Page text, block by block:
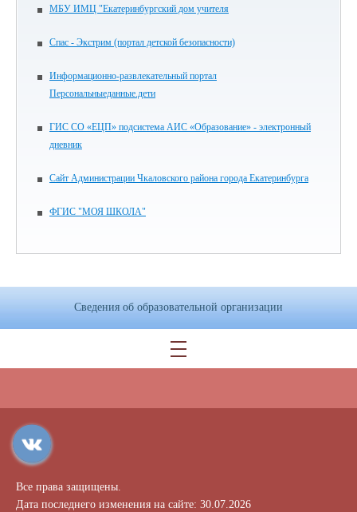
МБУ ИМЦ "Екатеринбургский дом учителя
Спас - Экстрим (портал детской безопасности)
Информационно-развлекательный портал
Персональныеданные.дети
ГИС СО «ЕЦП» подсистема АИС «Образование» - электронный
дневник
Сайт Администрации Чкаловского района города Екатеринбурга
ФГИС "МОЯ ШКОЛА"
Сведения об образовательной организации
Все права защищены.
Дата последнего изменения на сайте: 30.07.2026